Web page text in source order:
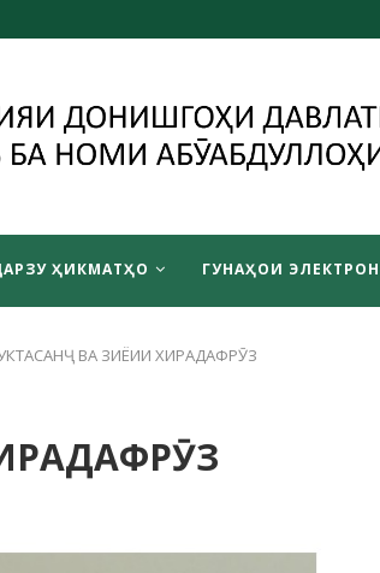
ҲИКМАТҲО ГУНАҲОИ ЭЛЕКТРОНӢ
ВА ЗИЁИИ ХИРАДАФРӮЗ